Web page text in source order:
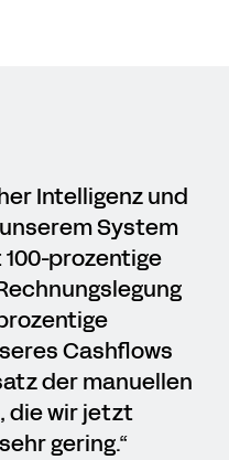
Intelligenz und
System
prozentige
Cashflows
der manuellen
die wir jetzt
gering.“